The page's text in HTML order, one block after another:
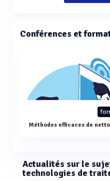
Conférences et
Méthodes efficaces de
Actualités sur le
technologies de